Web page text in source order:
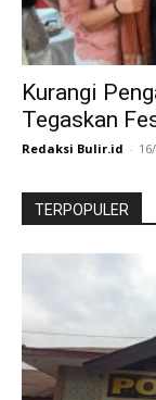
Kurangi
Tegaskan
Redaksi Bulir.id -
TERPOPULER